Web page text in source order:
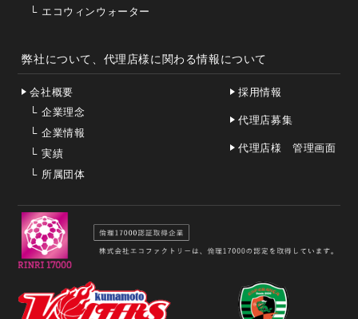
└ エコウィンウォーター
弊社について、代理店様に関わる情報について
会社概要
└ 企業理念
└ 企業情報
└ 実績
└ 所属団体
採用情報
代理店募集
代理店様 管理画面